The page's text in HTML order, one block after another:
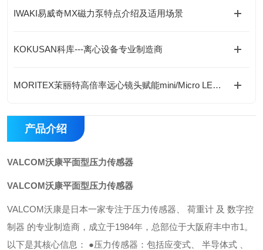
IWAKI易威奇MX磁力泵特点介绍及适用场景
KOKUSAN科库---离心设备专业制造商
MORITEX茉丽特高倍率远心镜头赋能mini/Micro LED设备
产品介绍
VALCOM沃康平面型压力传感器
VALCOM沃康平面型压力传感器
VALCOM沃康是日本一家专注于压力传感器、 荷重计 及 数字控
制器 的专业制造商，成立于1984年，总部位于大阪府丰中市1。
以下是其核心信息： ●压力传感器：包括应变式、 半导体式 、